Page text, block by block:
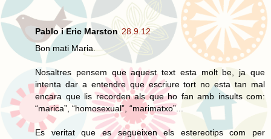
Pablo i Eric Marston 28.9.12
Bon mati Maria.
Nosaltres pensem que aquest text esta molt be, ja que
intenta dar a entendre que escriure tort no esta tan mal
encara que lis recorden als que ho fan amb insults com:
“marica”, “homosexual”, “marimatxo”...
Es veritat que es segueixen els estereotips com per